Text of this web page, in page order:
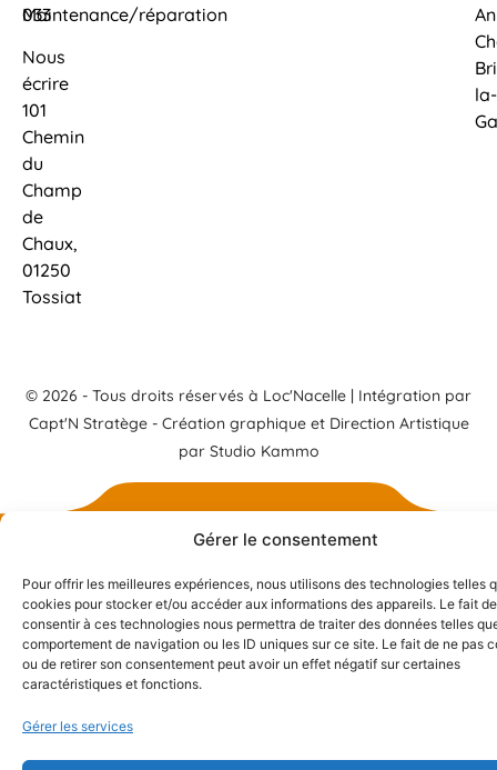
Gérer le consentement
Pour offrir les meilleures expériences, nous utilisons des technologies telles
cookies pour stocker et/ou accéder aux informations des appareils. Le fait de
consentir à ces technologies nous permettra de traiter des données telles
comportement de navigation ou les ID uniques sur ce site. Le fait de ne pas
ou de retirer son consentement peut avoir un effet négatif sur certaines
caractéristiques et fonctions.
Gérer les services
033
Nous
écrire
101
Chemin
du
Champ
de
Chaux,
01250
Tossiat
Maintenance/réparation
la-
© 2026 - Tous droits réservés à Loc'Nacelle | Intégration par
Capt'N Stratège- Création graphique et Direction Artistique
par Studio Kammo
Besoin de renseignements ?